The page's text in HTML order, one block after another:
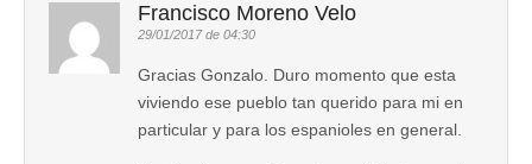
Francisco Moreno Velo
29/01/2017 de 04:30
Gracias Gonzalo. Duro momento que esta
viviendo ese pueblo tan querido para mi en
particular y para los espanioles en general.